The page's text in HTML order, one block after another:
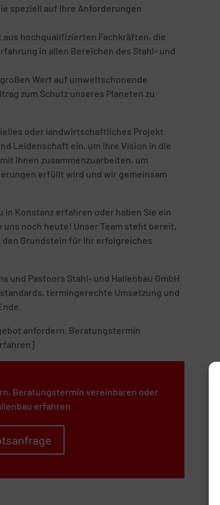
speziell auf Ihre Anforderungen
hochqualifizierten Fachkräften, die
in allen Bereichen des Stahl- und
Wert auf umweltschonende
zum Schutz unseres Planeten zu
oder landwirtschaftliches Projekt
Leidenschaft ein, um Ihre Vision in die
Ihnen zusammenzuarbeiten, um
erfüllt wird und wir gemeinsam
Konstanz erfahren oder haben Sie ein
noch heute! Unser Team steht bereit,
Grundstein für Ihr erfolgreiches
und Pastoors Stahl- und Hallenbau GmbH
termingerechte Umsetzung und
anfordern, Beratungstermin
Beratungstermin vereinbaren oder
erfahren